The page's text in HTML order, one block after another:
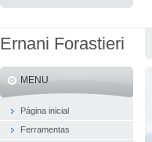
Ernani Forastieri
MENU
Página inicial
Ferramentas